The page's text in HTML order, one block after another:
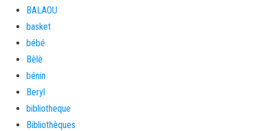
BALAOU
basket
bébé
Bèlè
bénin
Beryl
bibliotheque
Bibliothèques